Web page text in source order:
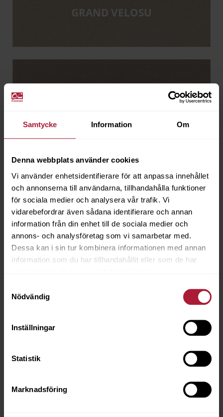
Samtycke Information Om
Denna webbplats använder cookies
Vi använder enhetsidentifierare för att anpassa innehållet
och annonserna till användarna, tillhandahålla funktioner
för sociala medier och analysera vår trafik. Vi
vidarebefordrar även sådana identifierare och annan
information från din enhet till de sociala medier och
annons- och analysföretag som vi samarbetar med.
Dessa kan i sin tur kombinera informationen med annan
information som du har tillhandahållit eller som de har
Nödvändig
Inställningar
Statistik
Marknadsföring
GRAND VELOSU
VELOSU AIRFLOW
VELOSU SIMETRIC